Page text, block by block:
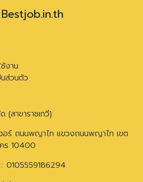
Bestjob.in.th
งาน
ส่วนตัว
สาขาราชเทวี)
อร์ ถนนพญาไท แขวงถนนพญาไท เขต
ร 10400
:: 0105559186294